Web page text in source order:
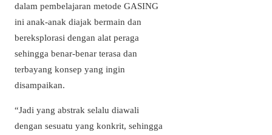
dalam pembelajaran metode GASING
ini anak-anak diajak bermain dan
bereksplorasi dengan alat peraga
sehingga benar-benar terasa dan
terbayang konsep yang ingin
disampaikan.
“Jadi yang abstrak selalu diawali
dengan sesuatu yang konkrit, sehingga